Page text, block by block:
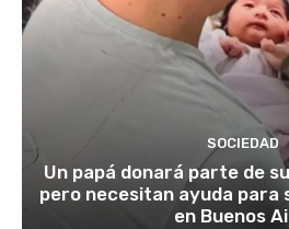
SOCIEDAD
Un papá donará parte de
pero necesitan ayuda para
en Buenos